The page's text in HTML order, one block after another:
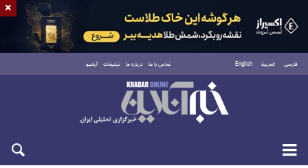
فارسی العربية English تماس با ما درباره ما تبلیغات آرشیو
یکشنبه ۱۸ مرداد ۱۴۰۵
×